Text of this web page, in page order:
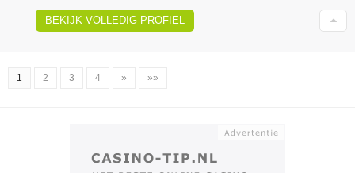
BEKIJK VOLLEDIG PROFIEL
1 2 3 4 » »»